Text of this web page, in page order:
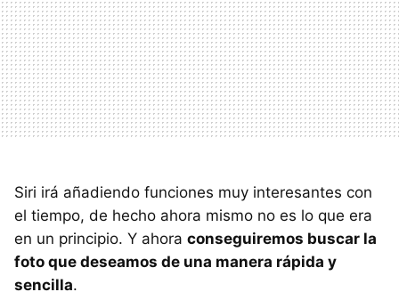
Siri irá añadiendo funciones muy interesantes con
el tiempo, de hecho ahora mismo no es lo que era
en un principio. Y ahora conseguiremos buscar la
foto que deseamos de una manera rápida y
sencilla.